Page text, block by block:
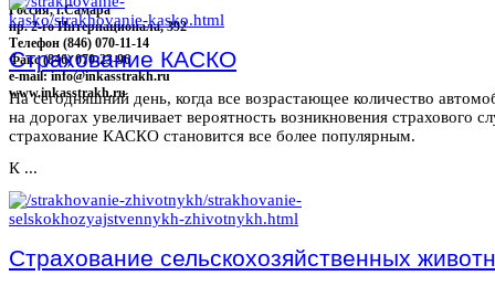
Россия, г.Самара
пр. 2-го Интернационала, 392
Телефон (846) 070-11-14
Факс (846) 070-23-96
e-mail: info@inkasstrakh.ru
www.inkasstrakh.ru
Страхование КАСКО
На сегодняшний день, когда все возрастающее количество
на дорогах увеличивает вероятность возникновения страхового
страхование КАСКО становится все более популярным.
К ...
Страхование сельскохозяйственных